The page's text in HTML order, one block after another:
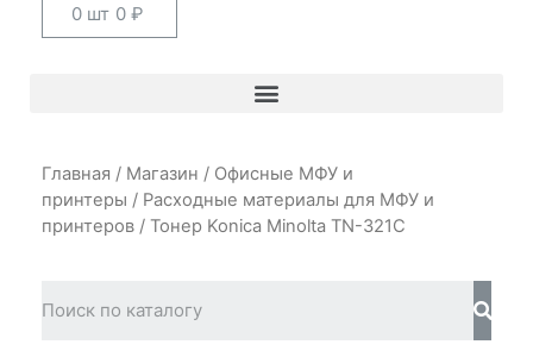
0 шт 0 ₽
Главная / Магазин / Офисные МФУ и
принтеры / Расходные материалы для МФУ и
принтеров / Тонер Konica Minolta TN-321C